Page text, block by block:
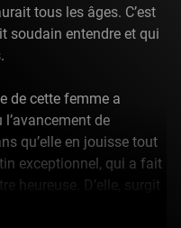
tous les âges. C’est
soudain entendre et qui
de cette femme a
l’avancement de
qu’elle en jouisse tout
exceptionnel, qui a fait
heureuse. D’elle, surgit